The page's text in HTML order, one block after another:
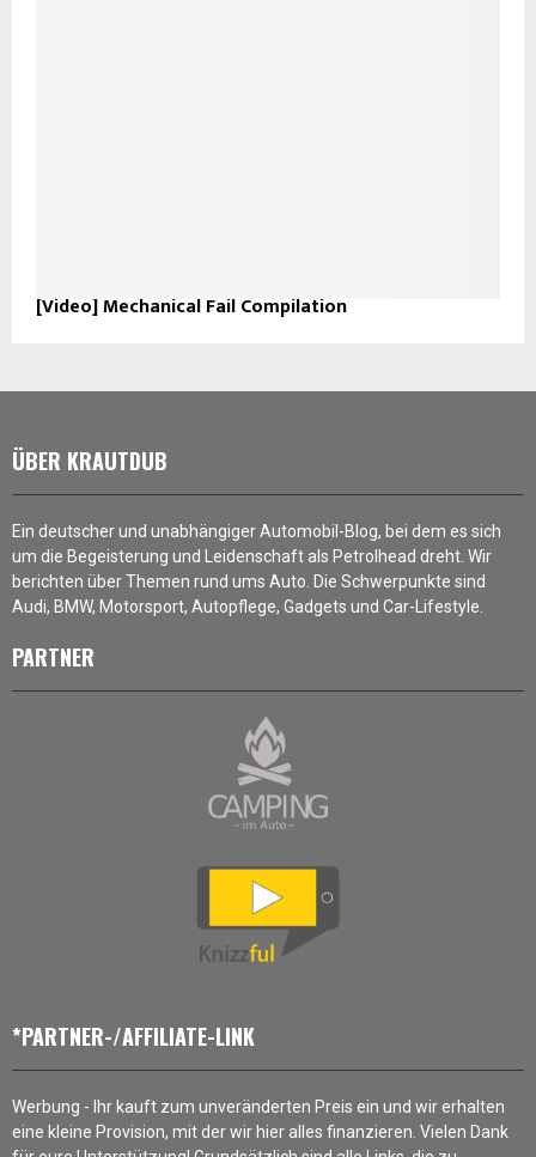
[Video] Mechanical Fail Compilation
ÜBER KRAUTDUB
Ein deutscher und unabhängiger Automobil-Blog, bei dem es sich
um die Begeisterung und Leidenschaft als Petrolhead dreht. Wir
berichten über Themen rund ums Auto. Die Schwerpunkte sind
Audi, BMW, Motorsport, Autopflege, Gadgets und Car-Lifestyle.
PARTNER
*PARTNER-/AFFILIATE-LINK
Werbung - Ihr kauft zum unveränderten Preis ein und wir erhalten
eine kleine Provision, mit der wir hier alles finanzieren. Vielen Dank